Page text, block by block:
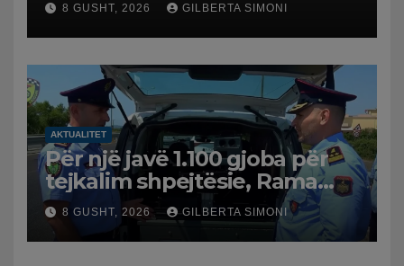
8 GUSHT, 2026 GILBERTA SIMONI
AKTUALITET
Për një javë 1.100 gjoba për
tejkalim shpejtësie, Rama
publikon videon: Kamerat e
trafikut së shpejti në
funksion
8 GUSHT, 2026 GILBERTA SIMONI